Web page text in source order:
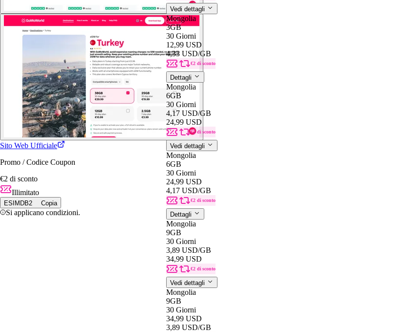
Sito Web Ufficiale
Promo / Codice Coupon
€2 di sconto
Illimitato
ESIMDB2 Copia
Si applicano condizioni.
Vedi dettagli
Mongolia
3GB
30 Giorni
12,99 USD
4,33 USD/GB
€2 di sconto
Dettagli
Mongolia
6GB
30 Giorni
4,17 USD/GB
24,99 USD
€2 di sconto
Vedi dettagli
Mongolia
6GB
30 Giorni
24,99 USD
4,17 USD/GB
€2 di sconto
Dettagli
Mongolia
9GB
30 Giorni
3,89 USD/GB
34,99 USD
€2 di sconto
Vedi dettagli
Mongolia
9GB
30 Giorni
34,99 USD
3,89 USD/GB